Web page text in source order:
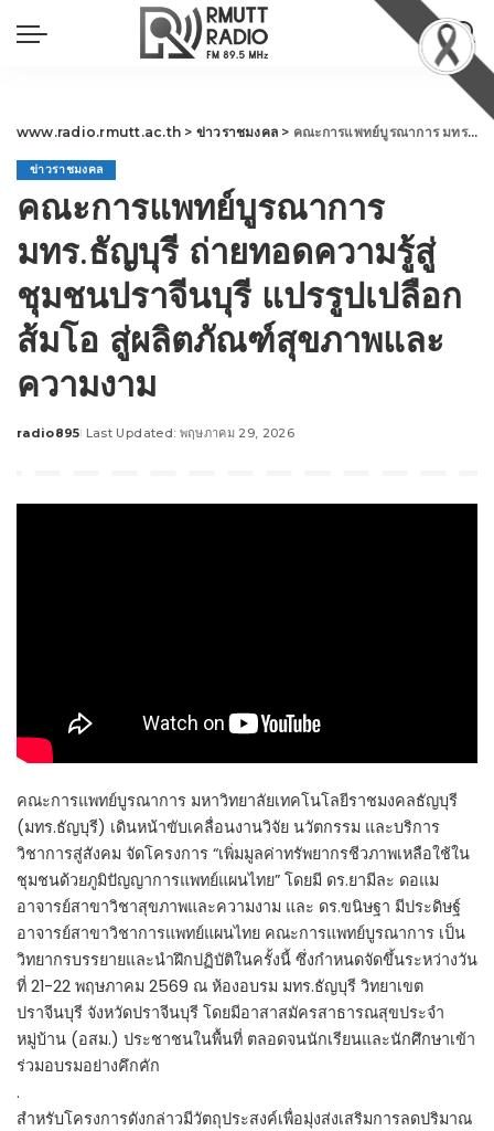
www.radio.rmutt.ac.th > ข่าวราชมงคล > คณะการแพทย์บูรณาการ มทร.ธัญบุรี ถ่ายทอดความรู้สู่ชุมชนปราจีนบุรี แปรรูปเปลือกส้มโอ สู่ผลิตภัณฑ์สุขภาพและความงาม
ข่าวราชมงคล
คณะการแพทย์บูรณาการ
มทร.ธัญบุรี ถ่ายทอดความรู้สู่
ชุมชนปราจีนบุรี แปรรูปเปลือก
ส้มโอ สู่ผลิตภัณฑ์สุขภาพและ
ความงาม
Posted
radio895 Last Updated: พฤษภาคม 29, 2026
คณะการแพทย์บูรณาการ มหาวิทยาลัยเทคโนโลยีราชมงคลธัญบุรี
(มทร.ธัญบุรี) เดินหน้าขับเคลื่อนงานวิจัย นวัตกรรม และบริการ
วิชาการสู่สังคม จัดโครงการ “เพิ่มมูลค่าทรัพยากรชีวภาพเหลือใช้ใน
ชุมชนด้วยภูมิปัญญาการแพทย์แผนไทย” โดยมี ดร.ยามีละ ดอแม
อาจารย์สาขาวิชาสุขภาพและความงาม และ ดร.ขนิษฐา มีประดิษฐ์
อาจารย์สาขาวิชาการแพทย์แผนไทย คณะการแพทย์บูรณาการ เป็น
วิทยากรบรรยายและนำฝึกปฏิบัติในครั้งนี้ ซึ่งกำหนดจัดขึ้นระหว่างวัน
ที่ 21-22 พฤษภาคม 2569 ณ ห้องอบรม มทร.ธัญบุรี วิทยาเขต
ปราจีนบุรี จังหวัดปราจีนบุรี โดยมีอาสาสมัครสาธารณสุขประจำ
หมู่บ้าน (อสม.) ประชาชนในพื้นที่ ตลอดจนนักเรียนและนักศึกษาเข้า
ร่วมอบรมอย่างคึกคัก
.
สำหรับโครงการดังกล่าวมีวัตถุประสงค์เพื่อมุ่งส่งเสริมการลดปริมาณ